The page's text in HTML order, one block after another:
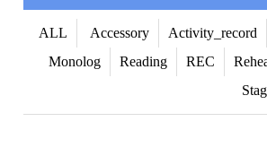
ALL Accessory Activity_record
Monolog
Reading REC